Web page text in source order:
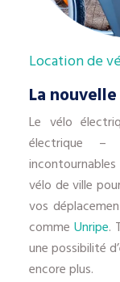
Location de
La
Le vélo
électrique –
vélo de ville
vos
comme Unripe.
une possibilité
encore plus.